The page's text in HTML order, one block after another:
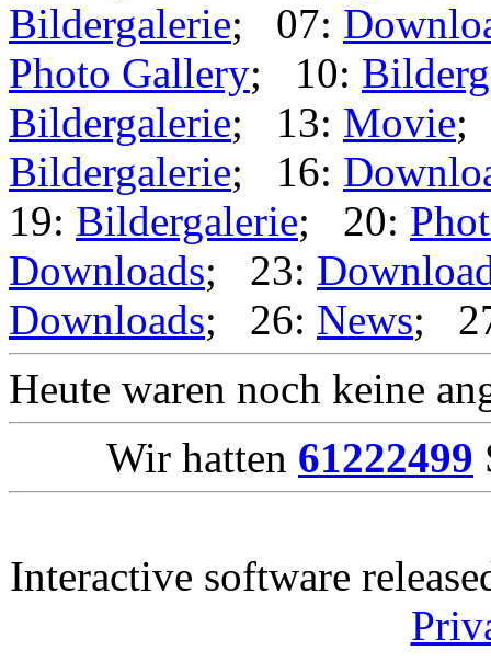
Bildergalerie; 07:
Photo Gallery; 10:
Bildergalerie; 13: Movie;
Bildergalerie; 16:
19: Bildergalerie; 20:
Downloads; 23:
Downloads; 26: News;
Heute waren noch keine
Wir hatten 61222499
Interactive software